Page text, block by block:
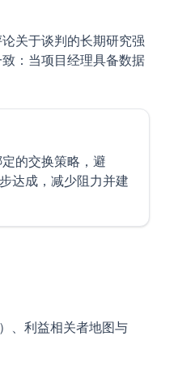
关于谈判的长期研究强
：当项目经理具备数据
的交换策略，避
达成，减少阻力并建
、利益相关者地图与